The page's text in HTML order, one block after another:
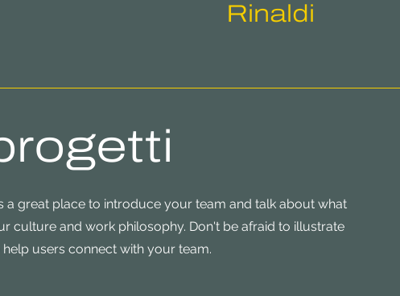
Rinaldi
a great place to introduce your team and talk about what
culture and work philosophy. Don't be afraid to illustrate
users connect with your team.